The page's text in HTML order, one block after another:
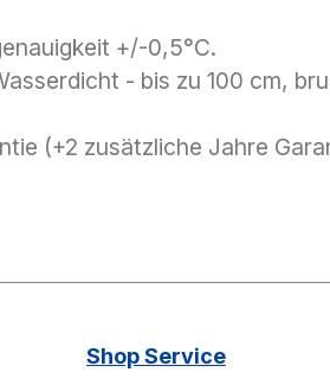
+/-0,5°C.
- bis zu 100 cm,
(+2 zusätzliche Jahre
Shop Service